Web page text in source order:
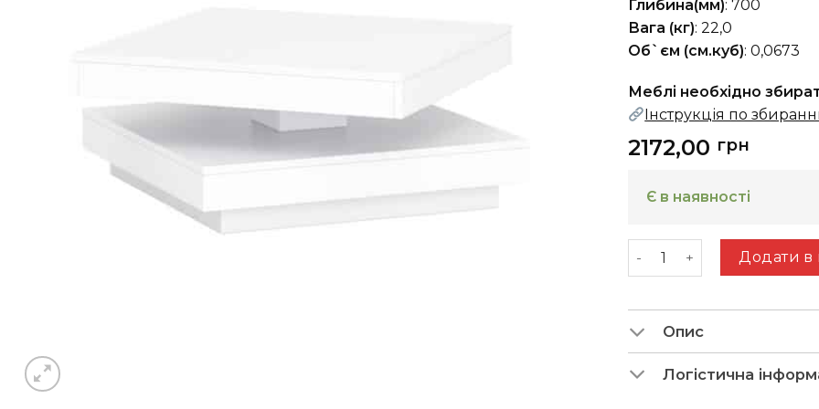
Глибина(мм): 700
Вага (кг): 22,0
Об`єм (см.куб): 0,0673
Меблі необхідно
Інструкція по
2172,00 грн
Є в наявності
BERLIN A (столикДодати в
Опис
Логістична